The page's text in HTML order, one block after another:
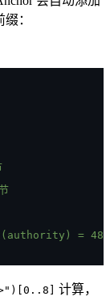
：
= 48
计算，